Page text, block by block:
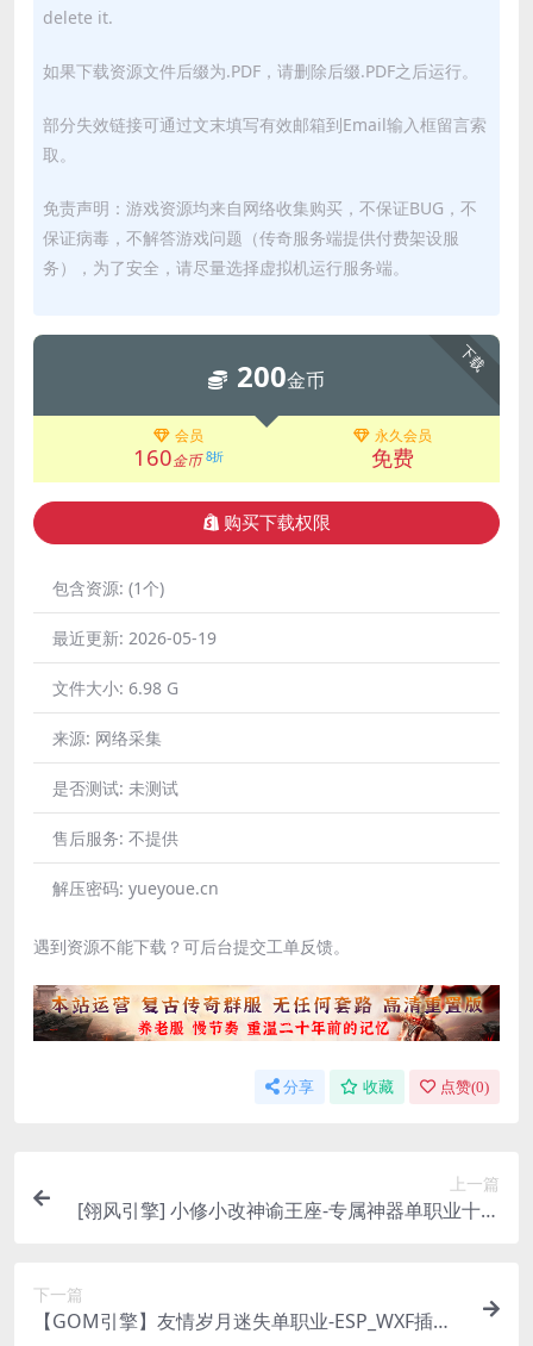
delete it.
如果下载资源文件后缀为.PDF，请删除后缀.PDF之后运行。
部分失效链接可通过文末填写有效邮箱到Email输入框留言索
取。
免责声明：游戏资源均来自网络收集购买，不保证BUG，不
保证病毒，不解答游戏问题（传奇服务端提供付费架设服
务），为了安全，请尽量选择虚拟机运行服务端。
下载
200金币
会员
160金币 8折
永久会员
免费
购买下载权限
包含资源: (1个)
最近更新: 2026-05-19
文件大小: 6.98 G
来源: 网络采集
是否测试: 未测试
售后服务: 不提供
解压密码: yueyoue.cn
遇到资源不能下载？可后台提交工单反馈。
分享 收藏 点赞(0)
上一篇
[翎风引擎] 小修小改神谕王座-专属神器单职业十一
下一篇
【GOM引擎】友情岁月迷失单职业-ESP_WXF插件-